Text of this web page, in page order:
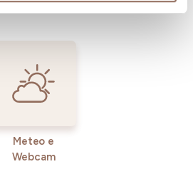
Meteo e
Webcam